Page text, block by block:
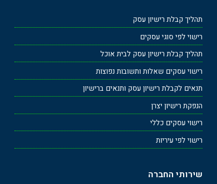
תהליך קבלת רישיון עסק
רישוי לפי סוגי עסקים
תהליך קבלת רישיון עסק לבית אוכל
רישוי עסקים שאלות ותשובות נפוצות
תנאים לקבלת רישיון עסק ותנאים ברישיון
הנפקת רישיון יצרן
רישוי עסקים כללי
רישוי לפי עיריות
שירותי החברה